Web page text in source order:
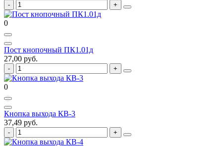
0
Пост кнопочный ПК1.01д
27,00 руб.
0
Кнопка выхода КВ-3
37,49 руб.